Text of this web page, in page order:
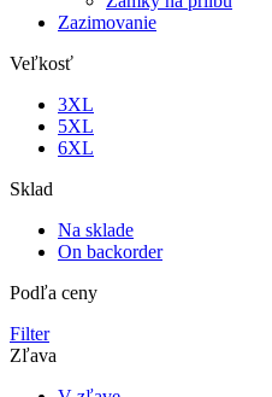
Zazimovanie
Veľkosť
3XL
5XL
6XL
Sklad
Na sklade
On backorder
Podľa ceny
Filter
Zľava